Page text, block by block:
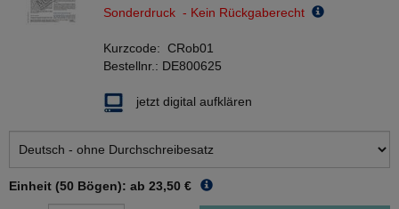
Sonderdruck - Kein Rückgaberecht
Kurzcode: CRob01
Bestellnr.: DE800625
jetzt digital aufklären
Einheit (50 Bögen): ab 23,50 €